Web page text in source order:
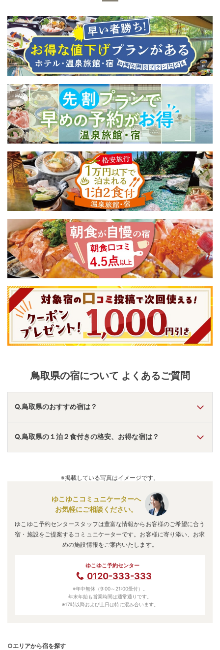
鳥取県の宿について よくあるご質問
Q.鳥取県のおすすめ宿は？
A.「メルキュール鳥取大山リゾート＆スパ」 ・
わんちゃん
と泊まる温泉宿 皆生温泉 松涛園 」 ・ 「大江戸温泉物語 か
いけ」などの旅館・ホテルがおすすめの宿泊先です。
Q.鳥取県の１泊２食付きの格安、お得な宿は？
る宿泊先です。※掲載している写真はイメージです。
ゆこゆこコミュニケーターへ
お気軽にご相談ください。
ゆこゆこ予約センタースタッフは豊富な情報からお客様のご希望に合う
宿・施設をご提案するコミュニケーターです。お客様に寄り添い、お求
めの施設情報をご案内いたします。
ゆこゆこ予約センター
0120-333-333
※年中無休（9:00～21:00受付）。
年末年始も営業時間は通常通りです。
※17時以降および土日は特に混み合います。
○エリアから宿を探す